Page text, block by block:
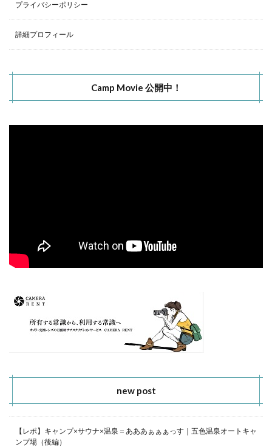
プライバシーポリシー
詳細プロフィール
Camp Movie 公開中！
new post
【レポ】キャンプ×サウナ×温泉＝あああぁぁぁっす｜五色温泉オートキャ
ンプ場（後編）